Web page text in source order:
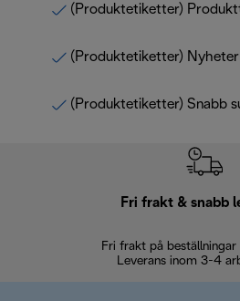
(Produktetiketter)
(Produktetiketter)
(Produktetiketter) Snabb
Fri frakt & snabb
Fri frakt på
Leverans inom 3-4